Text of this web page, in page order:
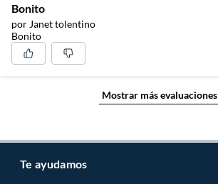
Bonito
por Janet tolentino
Bonito
Mostrar más evaluaciones
Te ayudamos